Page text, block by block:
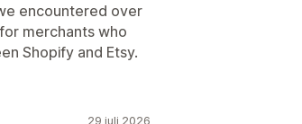
encountered over
merchants who
Shopify and Etsy.
29 juli 2026